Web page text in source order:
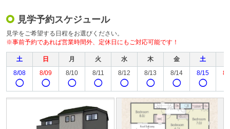
見学予約スケジュール
見学をご希望する日程をお選びください。
※事前予約であれば営業時間外、定休日にもご対応可能です！
土 日 月 火 水 木 金 土
8/08
◯
8/09
◯
8/10
◯
8/11
◯
8/12
◯
8/13
◯
8/14
◯
8/15
◯
8/